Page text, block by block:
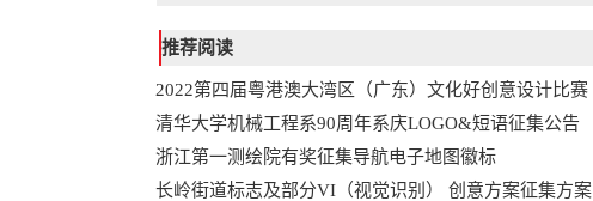
推荐阅读
2022第四届粤港澳大湾区（广东）文化好创意设计比赛
清华大学机械工程系90周年系庆LOGO&短语征集公告
浙江第一测绘院有奖征集导航电子地图徽标
长岭街道标志及部分VI（视觉识别） 创意方案征集方案